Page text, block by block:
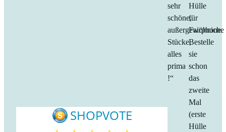
sehr
schöne,
außergewöhniche
Stücke,
alles
prima
!“
Hülle
für
Fairphone.
Bestelle
sie
schon
das
zweite
Mal
(erste
Hülle